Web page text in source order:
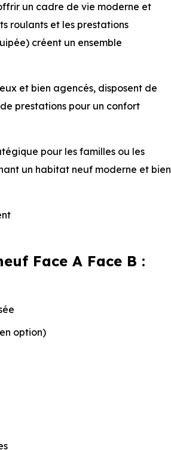
un cadre de vie moderne et
roulants et les prestations
créent un ensemble
et bien agencés, disposent de
prestations pour un confort
pour les familles ou les
un habitat neuf moderne et bien
Face A Face B :
option)